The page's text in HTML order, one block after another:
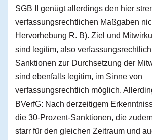
SGB II genügt allerdings den hier
verfassungsrechtlichen Maßgaben
Hervorhebung R. B). Ziel und
sind legitim, also
Sanktionen zur Durchsetzung der
sind ebenfalls legitim, im Sinne von
verfassungsrechtlich möglich.
BVerfG: Nach derzeitigem
die 30-Prozent-Sanktionen, die
starr für den gleichen Zeitraum und